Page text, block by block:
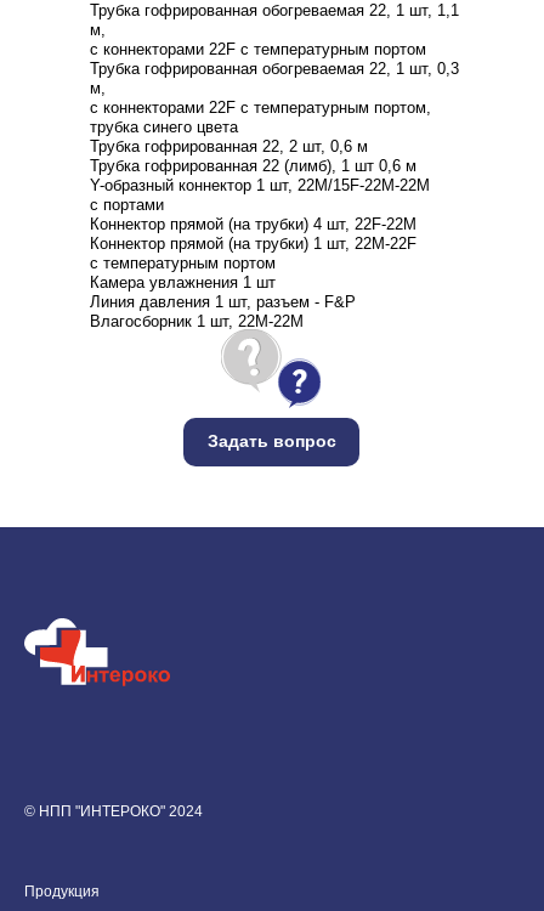
Задать вопрос
Трубка гофрированная обогреваемая 22, 1 шт, 1,1
м,
с коннекторами 22F с температурным портом
Трубка гофрированная обогреваемая 22, 1 шт, 0,3
м,
с коннекторами 22F с температурным портом,
трубка синего цвета
Трубка гофрированная 22, 2 шт, 0,6 м
Трубка гофрированная 22 (лимб), 1 шт 0,6 м
Y-образный коннектор 1 шт, 22М/15F-22М-22М
с портами
Коннектор прямой (на трубки) 4 шт, 22F-22М
Коннектор прямой (на трубки) 1 шт, 22М-22F
с температурным портом
Камера увлажнения 1 шт
Линия давления 1 шт, разъем - F&P
Влагосборник 1 шт, 22М-22М
© НПП "ИНТЕРОКО" 2024
Продукция